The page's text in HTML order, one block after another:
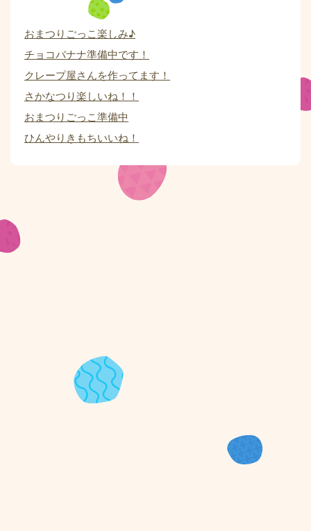
おまつりごっこ楽しみ♪
チョコバナナ準備中です！
クレープ屋さんを作ってます！
さかなつり楽しいね！！
おまつりごっこ準備中
ひんやりきもちいいね！